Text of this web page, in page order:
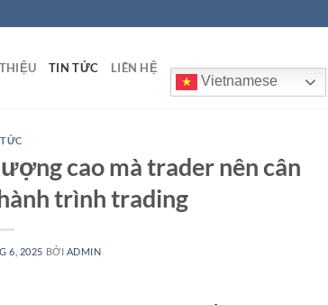
TIN TỨC LIÊN HỆ
Vietnamese
cao mà trader nên cân
trình trading
6, 2025 BỞI ADMIN